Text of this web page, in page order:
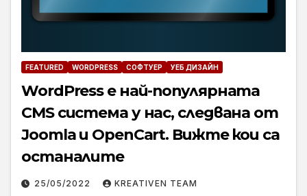
FEATURED WORDPRESS СОФТУЕР УЕБ ДИЗАЙН
WordPress е най-популярната
CMS система у нас, следвана от
Joomla и OpenCart. Вижте кои са
останалите
25/05/2022 KREATIVEN TEAM